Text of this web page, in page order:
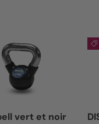
vert et noir